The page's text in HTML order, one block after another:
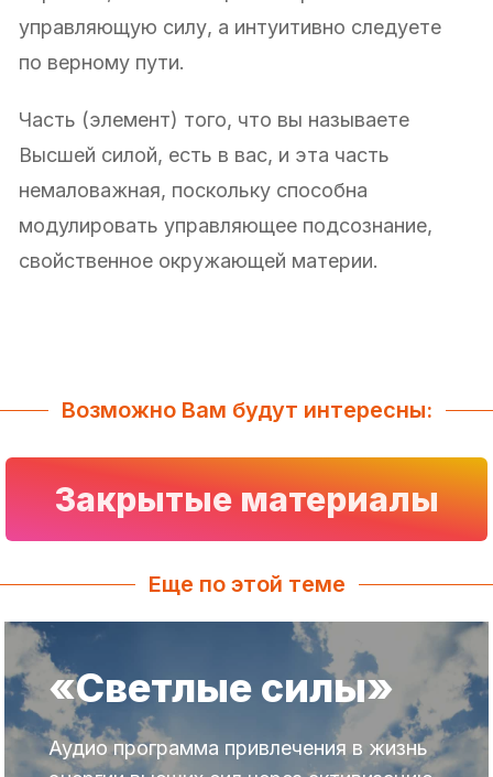
управляющую силу, а интуитивно следуете
по верному пути.
Часть (элемент) того, что вы называете
Высшей силой, есть в вас, и эта часть
немаловажная, поскольку способна
модулировать управляющее подсознание,
свойственное окружающей материи.
Возможно Вам будут интересны:
Закрытые материалы
Еще по этой теме
«Светлые силы»
Аудио программа привлечения в жизнь